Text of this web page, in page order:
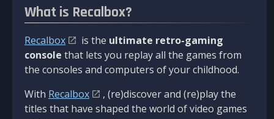
What is Recalbox?
Recalbox is the ultimate retro-gaming
console that lets you replay all the games from
the consoles and computers of your childhood.
With Recalbox
, (re)discover and (re)play the
titles that have shaped the world of video games